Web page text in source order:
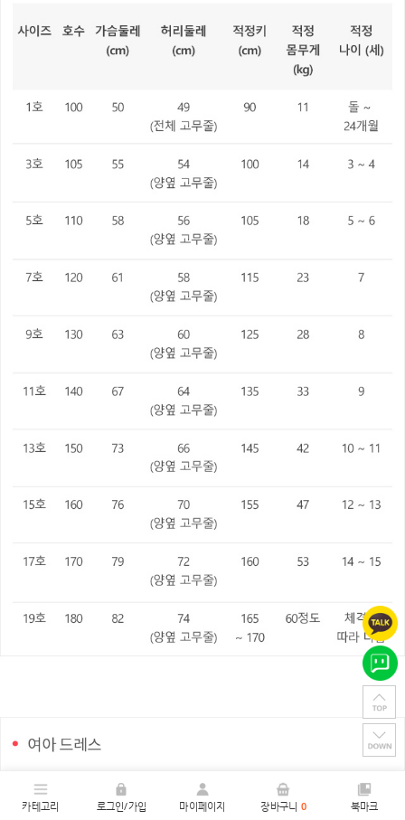
카테고리 로그인/가입 마이페이지 장바구니 0 북마크